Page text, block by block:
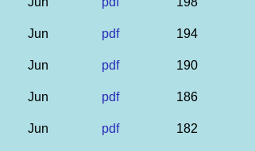
Jun pdf 194
Jun pdf 190
Jun pdf 186
Jun pdf 182